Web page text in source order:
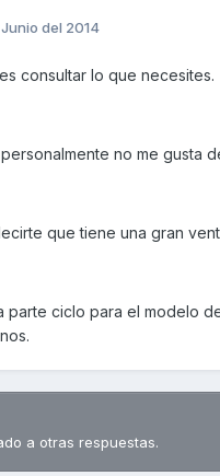
del 2014
consultar lo que necesites.
no me gusta
que tiene una gran
parte ciclo para el modelo
a otras respuestas.